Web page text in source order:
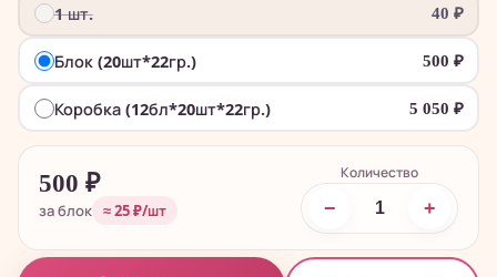
1 шт. 40 ₽
Блок (20шт*22гр.) 500 ₽
Коробка (12бл*20шт*22гр.) 5 050 ₽
500 ₽
за блок ≈ 25 ₽/шт
Количество
− +